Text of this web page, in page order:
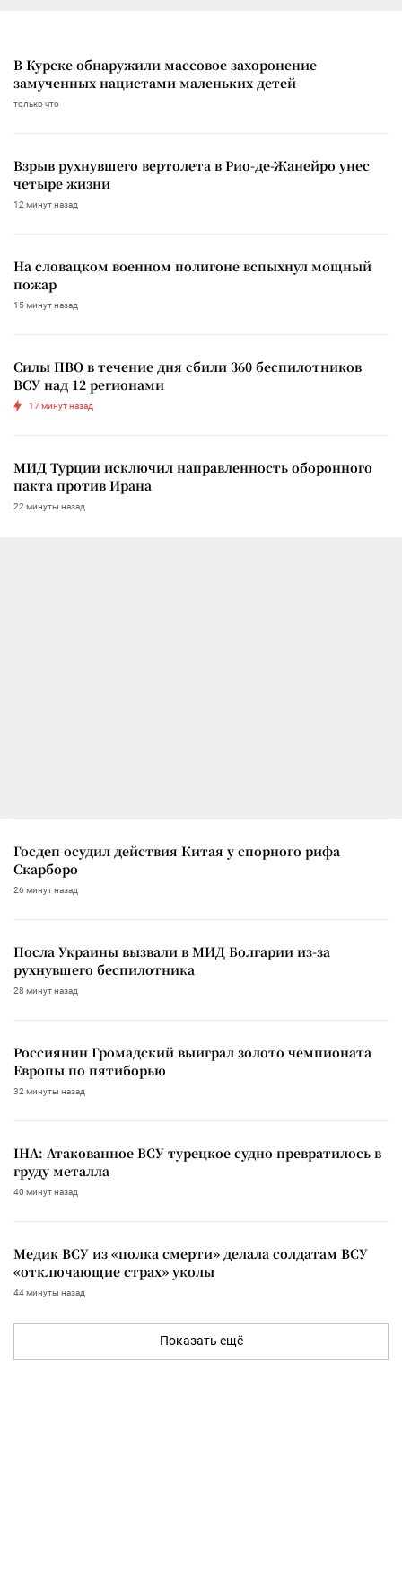
В Курске обнаружили массовое захоронение
замученных нацистами маленьких детей
только что
Взрыв рухнувшего вертолета в Рио-де-Жанейро унес
четыре жизни
12 минут назад
На словацком военном полигоне вспыхнул мощный
пожар
15 минут назад
Силы ПВО в течение дня сбили 360 беспилотников
ВСУ над 12 регионами
17 минут назад
МИД Турции исключил направленность оборонного
пакта против Ирана
22 минуты назад
Госдеп осудил действия Китая у спорного рифа
Скарборо
26 минут назад
Посла Украины вызвали в МИД Болгарии из-за
рухнувшего беспилотника
28 минут назад
Россиянин Громадский выиграл золото чемпионата
Европы по пятиборью
32 минуты назад
IHA: Атакованное ВСУ турецкое судно превратилось в
груду металла
40 минут назад
Медик ВСУ из «полка смерти» делала солдатам ВСУ
«отключающие страх» уколы
44 минуты назад
Показать ещё